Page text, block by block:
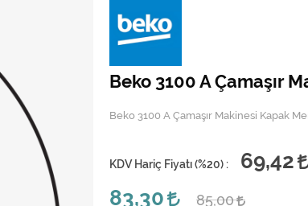
Beko 3100 A Çamaşır
Beko 3100 A Çamaşır Makinesi Kapak
KDV Hariç Fiyatı (%20) :
69,42
83,30
85,00